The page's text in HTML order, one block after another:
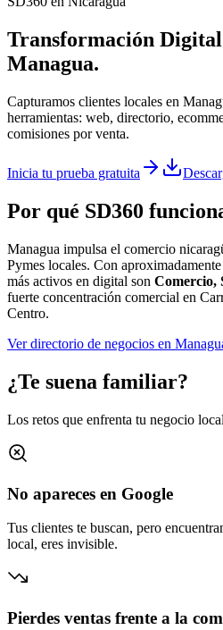
Transformación
Managua.
Capturamos clientes locales en
herramientas: web, directorio,
comisiones por venta.
Inicia tu prueba gratuita
Por qué SD360
Managua impulsa el comercio
Pymes locales. Con aproximadamente
más activos en digital son Comercio,
fuerte concentración comercial en
Centro.
Ver directorio de negocios en
¿Te suena familiar?
Los retos que enfrenta tu negocio
No apareces en Google
Tus clientes te buscan, pero
local, eres invisible.
Pierdes ventas frente a la